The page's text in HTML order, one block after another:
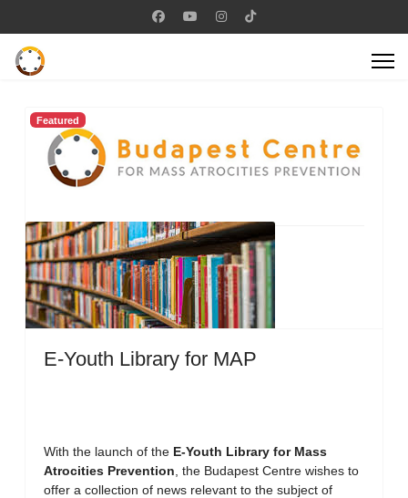
Featured
E-Youth Library for MAP
With the launch of the E-Youth Library for Mass
Atrocities Prevention , the Budapest Centre wishes to
offer a collection of news relevant to the subject of